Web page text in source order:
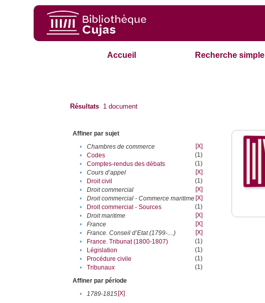
Accueil Recherche simple
Résultats 1 document
Affiner par sujet
•
Chambres de commerce
[X]
•
Codes
(1)
•
Comptes-rendus des débats
(1)
•
Cours d’appel
[X]
•
Droit civil
(1)
•
Droit commercial
[X]
•
Droit commercial - Commerce maritime [X]
•
Droit commercial - Sources
(1)
•
Droit maritime
[X]
•
France
[X]
•
France. Conseil d’Etat (1799-....)
[X]
•
France. Tribunat (1800-1807)
(1)
•
Législation
(1)
•
Procédure civile
(1)
•
Tribunaux
(1)
Affiner par période
•
1789-1815[X]